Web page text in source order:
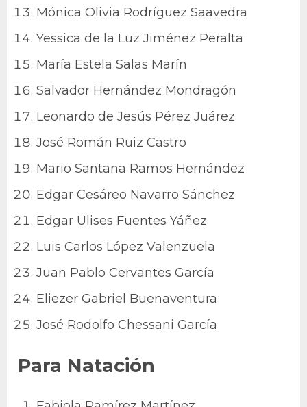
Mónica Olivia Rodríguez Saavedra
Yessica de la Luz Jiménez Peralta
María Estela Salas Marín
Salvador Hernández Mondragón
Leonardo de Jesús Pérez Juárez
José Román Ruiz Castro
Mario Santana Ramos Hernández
Edgar Cesáreo Navarro Sánchez
Edgar Ulises Fuentes Yáñez
Luis Carlos López Valenzuela
Juan Pablo Cervantes García
Eliezer Gabriel Buenaventura
José Rodolfo Chessani García
Para Natación